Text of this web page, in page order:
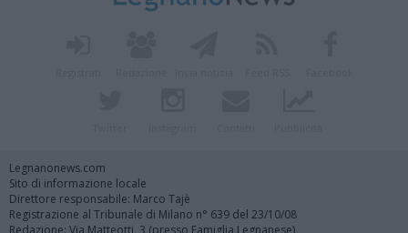
Legnanonews.com
Sito di informazione locale
Direttore responsabile: Marco Tajè
Registrazione al Tribunale di Milano n° 639 del 23/10/08
Redazione: Via Matteotti, 3 (presso Famiglia Legnanese)